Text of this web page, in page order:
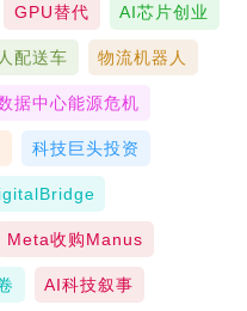
GPU替代 AI芯片创业
配送车 物流机器人
据中心能源危机
科技巨头投资
Meta收购Manus
AI科技叙事